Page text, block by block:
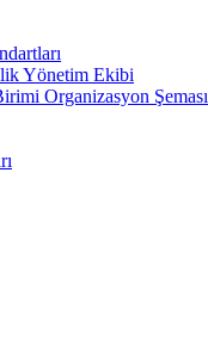
Yönetim Ekibi
Organizasyon Şeması